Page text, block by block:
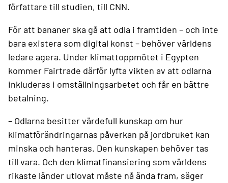
författare till studien, till CNN.
För att bananer ska gå att odla i framtiden – och inte
bara existera som digital konst – behöver världens
ledare agera. Under klimattoppmötet i Egypten
kommer Fairtrade därför lyfta vikten av att odlarna
inkluderas i omställningsarbetet och får en bättre
betalning.
– Odlarna besitter värdefull kunskap om hur
klimatförändringarnas påverkan på jordbruket kan
minska och hanteras. Den kunskapen behöver tas
till vara. Och den klimatfinansiering som världens
rikaste länder utlovat måste nå ända fram, säger